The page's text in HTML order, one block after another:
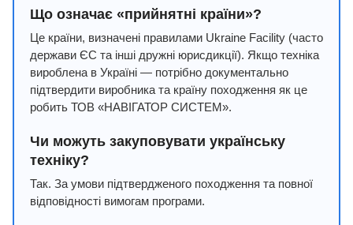
Що означає «прийнятні країни»?
Це країни, визначені правилами Ukraine Facility (часто
держави ЄС та інші дружні юрисдикції). Якщо техніка
вироблена в Україні — потрібно документально
підтвердити виробника та країну походження як це
робить ТОВ «НАВІГАТОР СИСТЕМ».
Чи можуть закуповувати українську
техніку?
Так. За умови підтвердженого походження та повної
відповідності вимогам програми.